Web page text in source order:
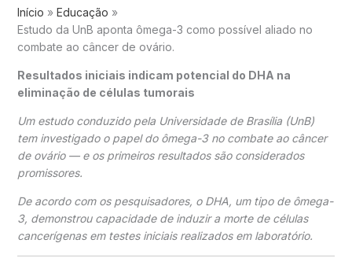
Início
Educação
Estudo da UnB aponta ômega-3 como possível aliado no
combate ao câncer de ovário.
Resultados iniciais indicam potencial do DHA na
eliminação de células tumorais
Um estudo conduzido pela Universidade de Brasília(UnB)
tem investigado o papel do ômega-3 no combate ao câncer
de ovário — e os primeiros resultados são considerados
promissores.
De acordo com os pesquisadores, o DHA, um tipo de ômega-
3, demonstrou capacidade de induzir a morte de células
cancerígenas em testes iniciais realizados em laboratório.